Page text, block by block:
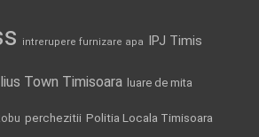
intrerupere furnizare apa IPJ Timis
Town Timisoara luare de mita
perchezitii Politia Locala Timisoara